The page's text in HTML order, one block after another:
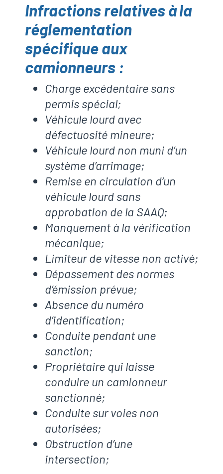
Infractions relatives à la
réglementation
spécifique aux
camionneurs :
Charge excédentaire sans
permis spécial;
Véhicule lourd avec
défectuosité mineure;
Véhicule lourd non muni d’un
système d’arrimage;
Remise en circulation d’un
véhicule lourd sans
approbation de la SAAQ;
Manquement à la vérification
mécanique;
Limiteur de vitesse non activé;
Dépassement des normes
d’émission prévue;
Absence du numéro
d’identification;
Conduite pendant une
sanction;
Propriétaire qui laisse
conduire un camionneur
sanctionné;
Conduite sur voies non
autorisées;
Obstruction d’une
intersection;